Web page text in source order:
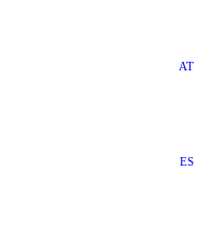
AT
ES